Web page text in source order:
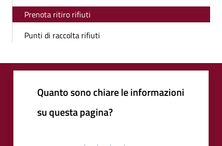
Prenota ritiro rifiuti
Punti di raccolta rifiuti
Quanto sono chiare le informazioni
su questa pagina?